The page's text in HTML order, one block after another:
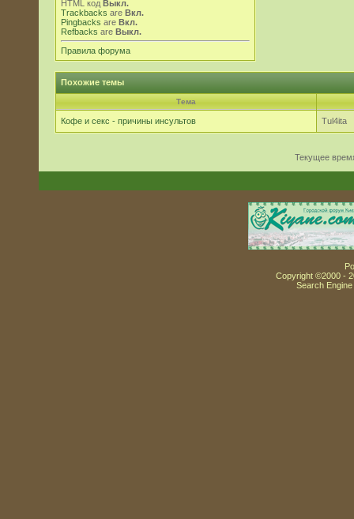
HTML код Выкл.
Trackbacks are Вкл.
Pingbacks are Вкл.
Refbacks are Выкл.
Правила форума
Похожие темы
Тема
Кофе и секс - причины инсультов Tul4ita
Текущее
Copyright ©2000 -
Search